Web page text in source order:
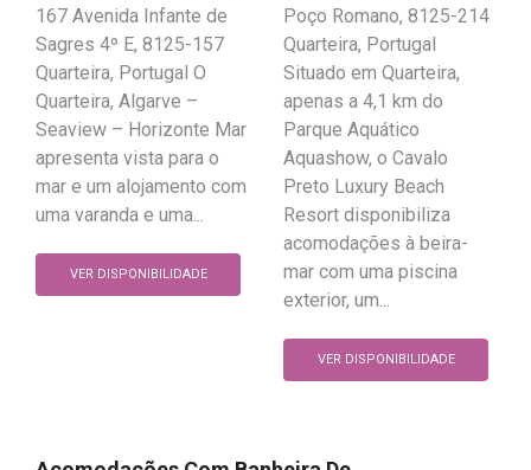
167 Avenida Infante de
Sagres 4º E, 8125-157
Quarteira, Portugal O
Quarteira, Algarve –
Seaview – Horizonte Mar
apresenta vista para o
mar e um alojamento com
uma varanda e uma...
VER DISPONIBILIDADE
Poço Romano, 8125-214
Quarteira, Portugal
Situado em Quarteira,
apenas a 4,1 km do
Parque Aquático
Aquashow, o Cavalo
Preto Luxury Beach
Resort disponibiliza
acomodações à beira-
mar com uma piscina
exterior, um...
VER DISPONIBILIDADE